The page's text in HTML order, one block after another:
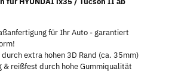
für Ihr Auto - garantiert
extra hohen 3D Rand (ca. 35mm)
& reißfest durch hohe Gummiqualität